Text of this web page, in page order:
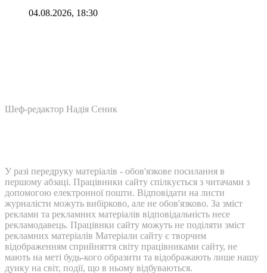
04.08.2026, 18:30
Шеф-редактор Надія Сеник
У разі передруку матеріалів - обов'язкове посилання в
першому абзаці. Працівники сайту спілкується з читачами з
допомогою електронної пошти. Відповідати на листи
журналісти можуть вибірково, але не обов'язково. За зміст
реклами та рекламних матеріалів відповідальність несе
рекламодавець. Працівнки сайту можуть не поділяти зміст
рекламних матеріалів Матеріали сайту є творчим
відображенням сприйняття світу працівниками сайту, не
мають на меті будь-кого образити та відображають лише нашу
дуику на світ, події, що в ньому відбуваються.